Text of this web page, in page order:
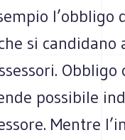
l’obbligo
si candidano
Obbligo
possibile
Mentre